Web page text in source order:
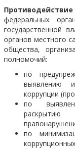
федеральных
государственной
органов местного
общества,
полномочий:
по
выявлению
коррупции
по
раскрытию
по